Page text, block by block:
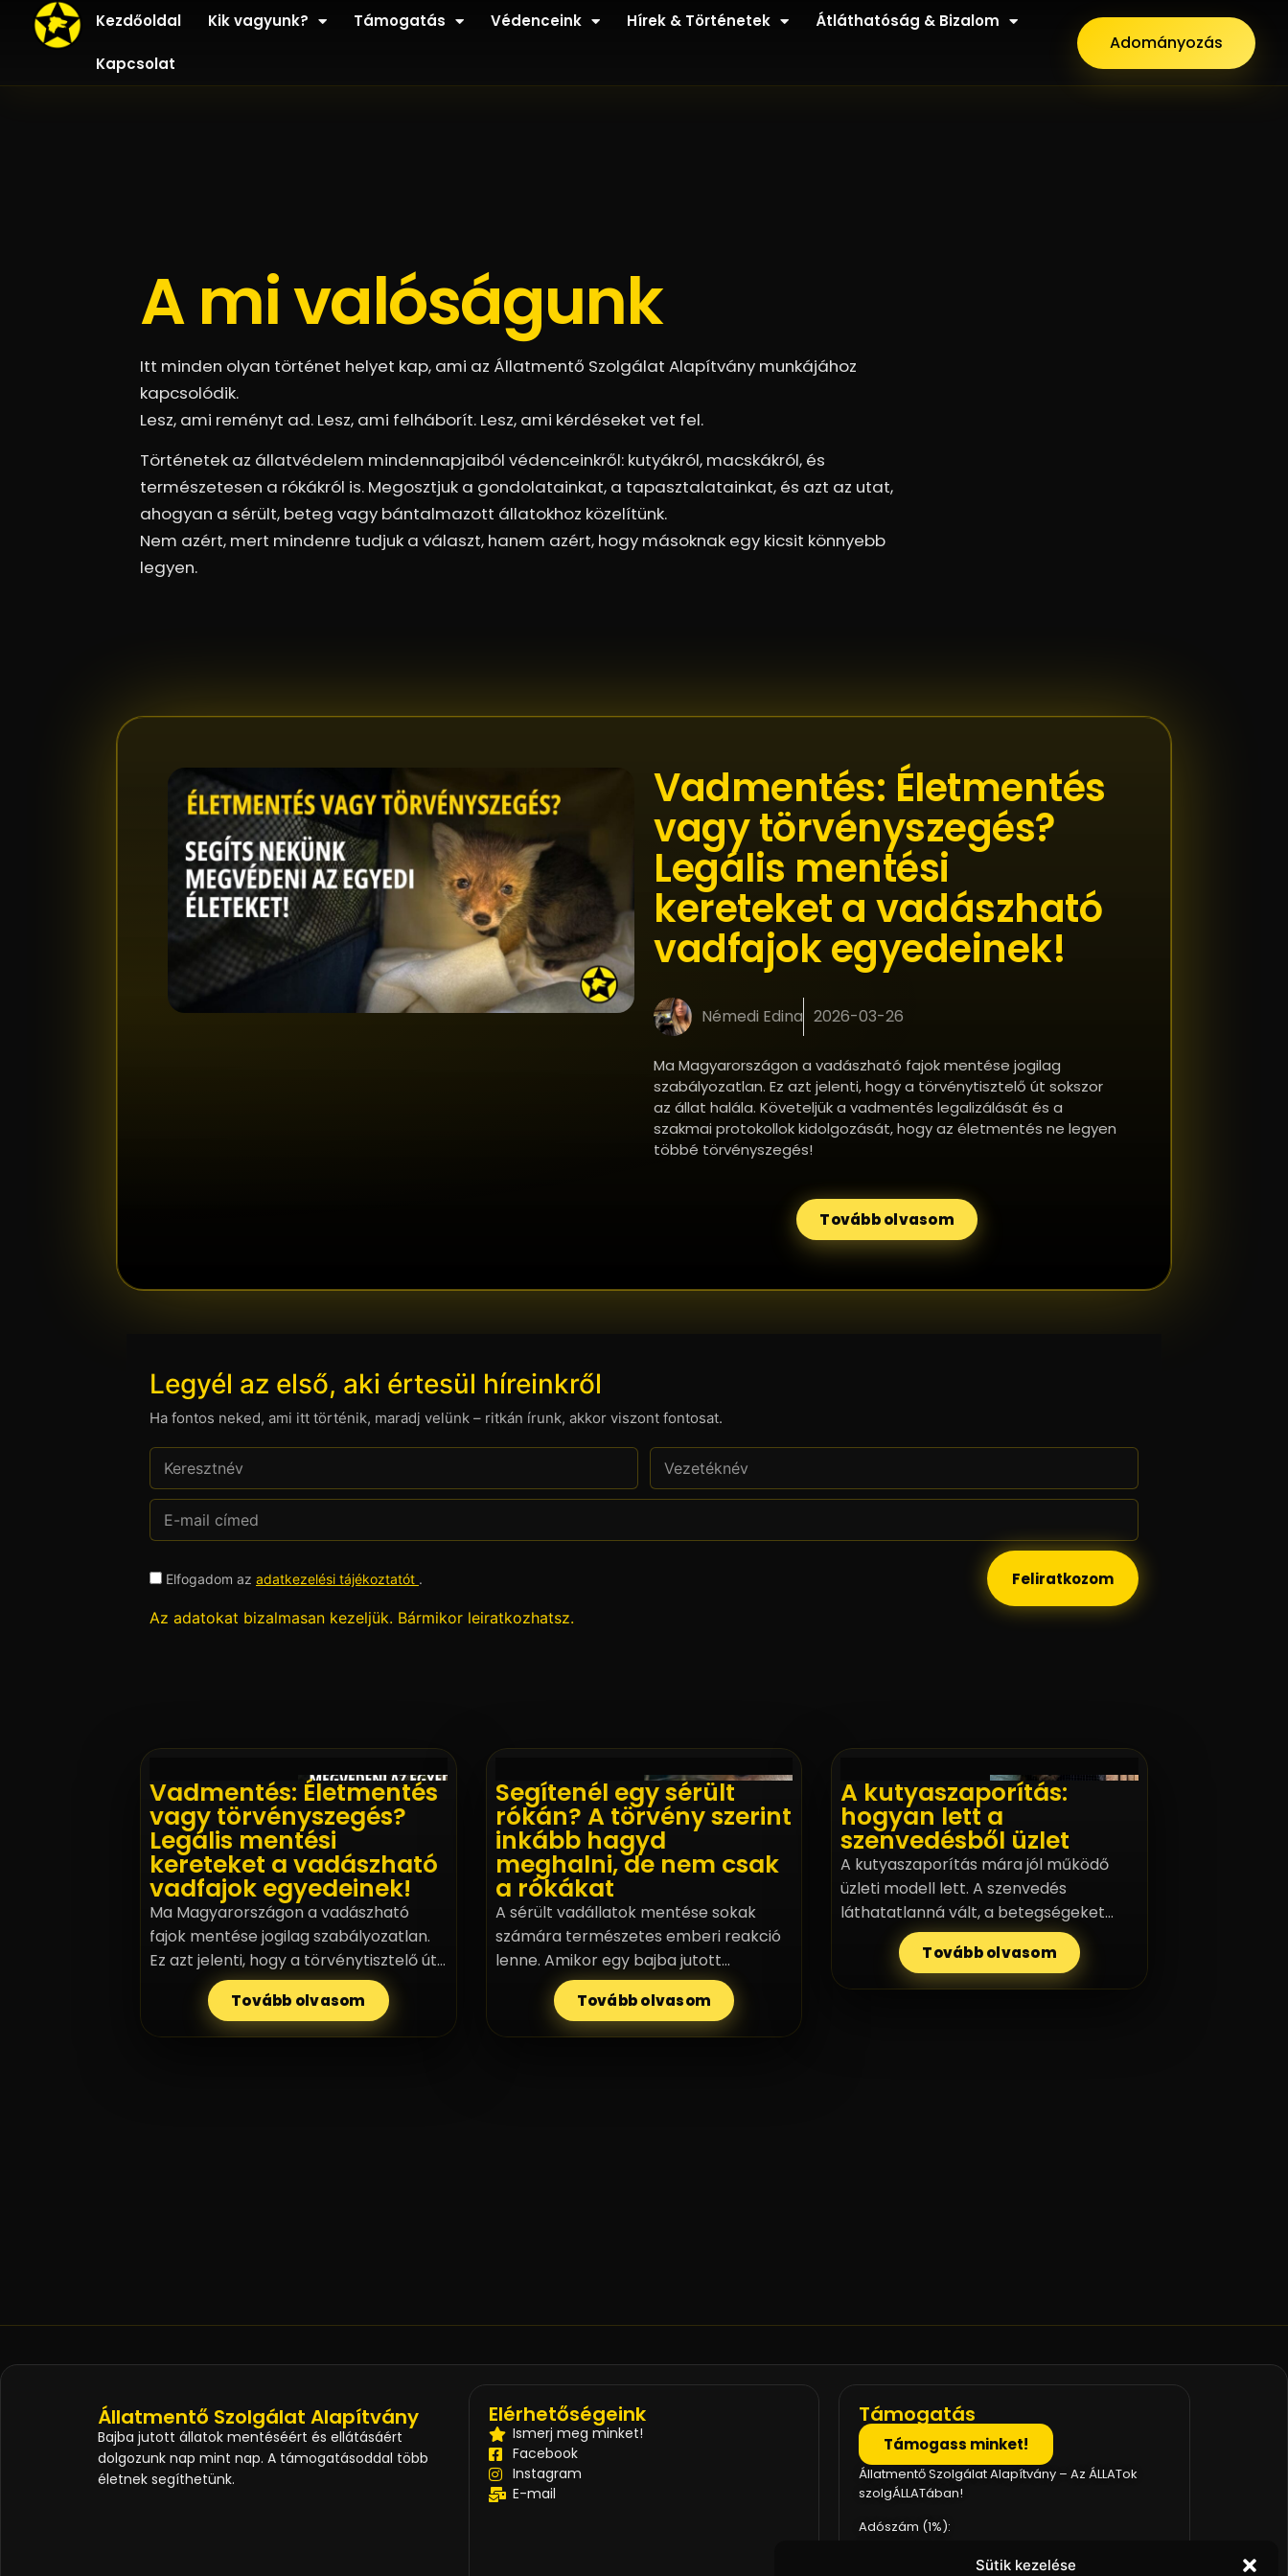
Sütik kezelése
Kezdőoldal Kik vagyunk? Támogatás Védenceink Hírek & Történetek Átláthatóság & Bizalom
Kapcsolat
Adományozás
A mi valóságunk
Itt minden olyan történet helyet kap, ami az Állatmentő Szolgálat Alapítvány munkájához
kapcsolódik.
Lesz, ami reményt ad. Lesz, ami felháborít. Lesz, ami kérdéseket vet fel.
Történetek az állatvédelem mindennapjaiból védenceinkről: kutyákról, macskákról, és
természetesen a rókákról is. Megosztjuk a gondolatainkat, a tapasztalatainkat, és azt az utat,
ahogyan a sérült, beteg vagy bántalmazott állatokhoz közelítünk.
Nem azért, mert mindenre tudjuk a választ, hanem azért, hogy másoknak egy kicsit könnyebb
legyen.
Vadmentés: Életmentés
vagy törvényszegés?
Legális mentési
kereteket a vadászható
vadfajok egyedeinek!
Némedi Edina 2026-03-26
Ma Magyarországon a vadászható fajok mentése jogilag
szabályozatlan. Ez azt jelenti, hogy a törvénytisztelő út sokszor
az állat halála. Követeljük a vadmentés legalizálását és a
szakmai protokollok kidolgozását, hogy az életmentés ne legyen
többé törvényszegés!
Tovább olvasom
Legyél az első, aki értesül híreinkről
Ha fontos neked, ami itt történik, maradj velünk – ritkán írunk, akkor viszont fontosat.
Elfogadom az adatkezelési tájékoztatót . Feliratkozom
Az adatokat bizalmasan kezeljük. Bármikor leiratkozhatsz.
Vadmentés: Életmentés
vagy törvényszegés?
Legális mentési
kereteket a vadászható
vadfajok egyedeinek!
Ma Magyarországon a vadászható
fajok mentése jogilag szabályozatlan.
Ez azt jelenti, hogy a törvénytisztelő út
sokszor az állat halála. Követeljük a
vadmentés legalizálását és a szakmai
protokollok kidolgozását, hogy az
Tovább olvasom
Segítenél egy sérült
rókán? A törvény szerint
inkább hagyd
meghalni, de nem csak
a rókákat
A sérült vadállatok mentése sokak
számára természetes emberi reakció
lenne. Amikor egy bajba jutott
rókakölyökkel vagy más vadon élő
állattal találkozunk, ösztönösen
segíteni szeretnénk. A jelenlegi
Tovább olvasom
A kutyaszaporítás:
hogyan lett a
szenvedésből üzlet
A kutyaszaporítás mára jól működő
üzleti modell lett. A szenvedés
láthatatlanná vált, a betegségeket
elfogadható kompromisszumnak
nevezzük, az állatok teste pedig
eszközzé degradálódott. Ez nem
Tovább olvasom
Állatmentő Szolgálat Alapítvány
Bajba jutott állatok mentéséért és ellátásáért
dolgozunk nap mint nap. A támogatásoddal több
életnek segíthetünk.
Elérhetőségeink
Ismerj meg minket!
Facebook
Instagram
E-mail
Támogatás
Támogass minket!
Állatmentő Szolgálat Alapítvány – Az ÁLLATok
szolgÁLLATában!
Adószám (1%):